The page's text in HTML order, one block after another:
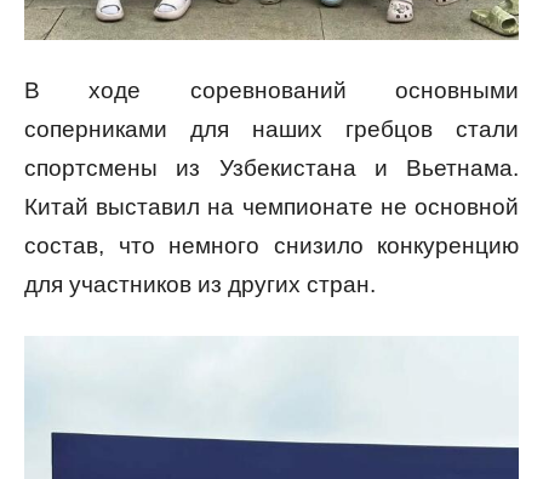
В ходе соревнований основными
соперниками для наших гребцов стали
спортсмены из Узбекистана и Вьетнама.
Китай выставил на чемпионате не основной
состав, что немного снизило конкуренцию
для участников из других стран.